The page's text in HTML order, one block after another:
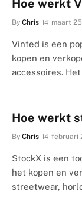
Hoe werkt
By Chris maart
Vinted is een
kopen en
accessoires.
Hoe werkt
By Chris februari
StockX is een
het kopen en
streetwear,